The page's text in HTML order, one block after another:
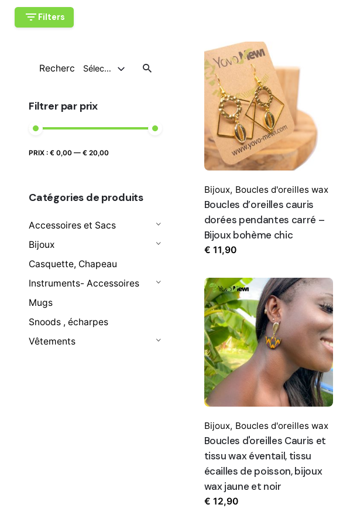
Filters
Recherche
Sélectionnez Une Catégorie
Filtrer par prix
Prix
Prix
PRIX : € 0,00 — € 20,00
Catégories de produits
Accessoires et Sacs
Bijoux
Casquette, Chapeau
Instruments- Accessoires
Mugs
Snoods , écharpes
Vêtements
Bijoux, Boucles d'oreilles wax
Boucles d’oreilles cauris
dorées pendantes carré –
Bijoux bohème chic
€ 11,90
Bijoux, Boucles d'oreilles wax
Boucles d'oreilles Cauris et
tissu wax éventail, tissu
écailles de poisson, bijoux
wax jaune et noir
€ 12,90